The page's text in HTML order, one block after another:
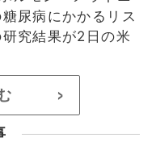
尿病にかかるリス
究結果が2日の米
>